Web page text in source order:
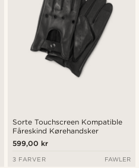
Sorte Touchscreen Kompatible
Fåreskind Kørehandsker
599,00 kr
3 FARVER FAWLER